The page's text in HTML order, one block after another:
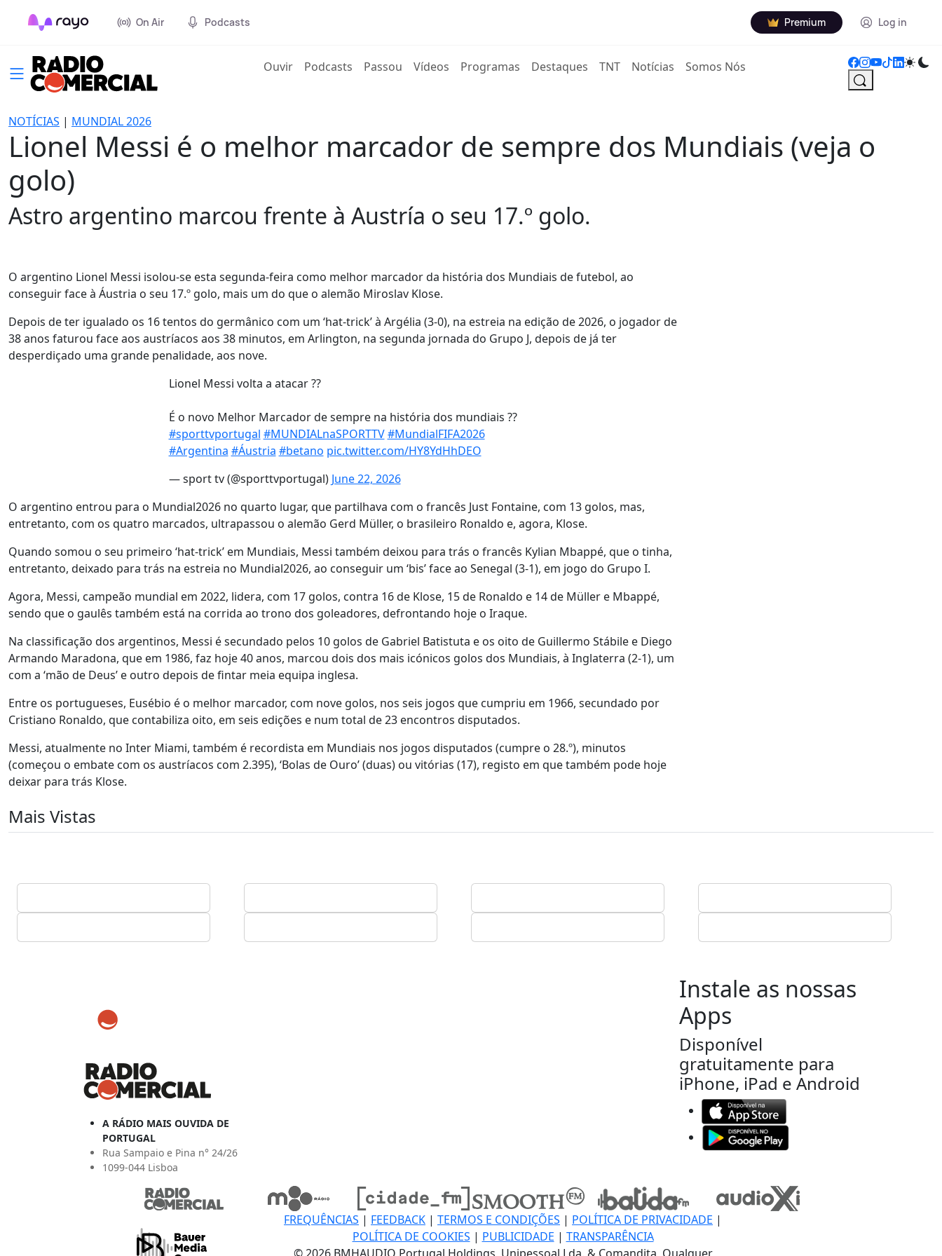
On Air Podcasts Premium Log in
Ouvir(current)
Podcasts Passou Vídeos Programas Destaques TNT Notícias Somos Nós
NOTÍCIAS | MUNDIAL 2026
Lionel Messi é o melhor marcador de sempre dos Mundiais (veja o
golo)
Astro argentino marcou frente à Austría o seu 17.º golo.
O argentino Lionel Messi isolou-se esta segunda-feira como melhor marcador da história dos Mundiais de futebol, ao
conseguir face à Áustria o seu 17.º golo, mais um do que o alemão Miroslav Klose.
Depois de ter igualado os 16 tentos do germânico com um ‘hat-trick’ à Argélia (3-0), na estreia na edição de 2026, o jogador de
38 anos faturou face aos austríacos aos 38 minutos, em Arlington, na segunda jornada do Grupo J, depois de já ter
desperdiçado uma grande penalidade, aos nove.
Lionel Messi volta a atacar ??
É o novo Melhor Marcador de sempre na história dos mundiais ??
#sporttvportugal #MUNDIALnaSPORTTV #MundialFIFA2026
#Argentina #Áustria #betano pic.twitter.com/HY8YdHhDEO
— sport tv (@sporttvportugal) June 22, 2026
O argentino entrou para o Mundial2026 no quarto lugar, que partilhava com o francês Just Fontaine, com 13 golos, mas,
entretanto, com os quatro marcados, ultrapassou o alemão Gerd Müller, o brasileiro Ronaldo e, agora, Klose.
Quando somou o seu primeiro ‘hat-trick’ em Mundiais, Messi também deixou para trás o francês Kylian Mbappé, que o tinha,
entretanto, deixado para trás na estreia no Mundial2026, ao conseguir um ‘bis’ face ao Senegal (3-1), em jogo do Grupo I.
Agora, Messi, campeão mundial em 2022, lidera, com 17 golos, contra 16 de Klose, 15 de Ronaldo e 14 de Müller e Mbappé,
sendo que o gaulês também está na corrida ao trono dos goleadores, defrontando hoje o Iraque.
Na classificação dos argentinos, Messi é secundado pelos 10 golos de Gabriel Batistuta e os oito de Guillermo Stábile e Diego
Armando Maradona, que em 1986, faz hoje 40 anos, marcou dois dos mais icónicos golos dos Mundiais, à Inglaterra (2-1), um
com a ‘mão de Deus’ e outro depois de fintar meia equipa inglesa.
Entre os portugueses, Eusébio é o melhor marcador, com nove golos, nos seis jogos que cumpriu em 1966, secundado por
Cristiano Ronaldo, que contabiliza oito, em seis edições e num total de 23 encontros disputados.
Messi, atualmente no Inter Miami, também é recordista em Mundiais nos jogos disputados (cumpre o 28.º), minutos
(começou o embate com os austríacos com 2.395), ‘Bolas de Ouro’ (duas) ou vitórias (17), registo em que também pode hoje
deixar para trás Klose.
Mais Vistas
A RÁDIO MAIS OUVIDA DE
PORTUGAL
Rua Sampaio e Pina n° 24/26
1099-044 Lisboa
Instale as nossas
Apps
Disponível
gratuitamente para
iPhone, iPad e Android
FREQUÊNCIAS | FEEDBACK | TERMOS E CONDIÇÕES | POLÍTICA DE PRIVACIDADE |
POLÍTICA DE COOKIES | PUBLICIDADE | TRANSPARÊNCIA